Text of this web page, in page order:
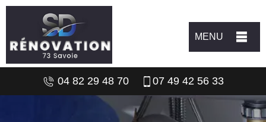
MENU
04 82 29 48 70 07 49 42 56 33